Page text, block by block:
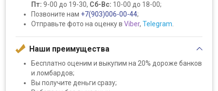
Пт: 9-00 до 19-30, Сб-Вс: 10-00 до 18-00;
Позвоните нам +7(903)006-00-44;
Отправьте фото на оценку в Viber, Telegram.
Наши преимущества
Бесплатно оценим и выкупим на 20% дороже банков
и ломбардов;
Вы получите деньги сразу;